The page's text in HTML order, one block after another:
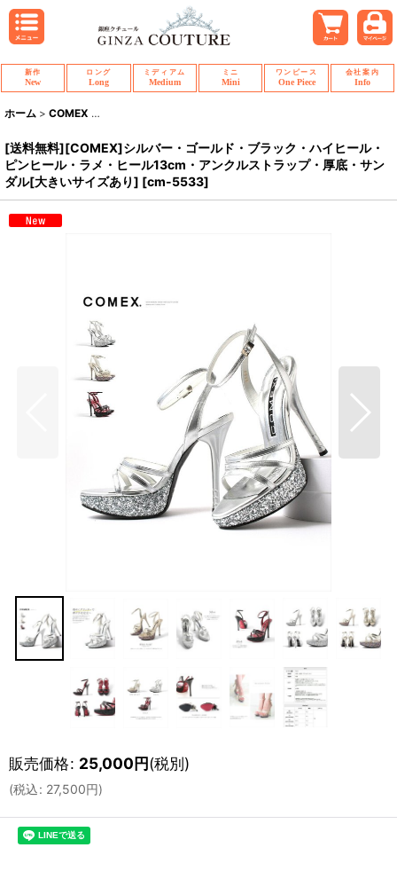
新作
New
ロング
Long
ミディアム
Medium
ミニ
Mini
ワンピース
One Piece
会社案内
Info
ホーム > COMEX >
[送料無料][COMEX]シルバー・ゴールド・ブラック・ハイヒール・
ピンヒール・ラメ・ヒール13cm・アンクルストラップ・厚底・サン
ダル[大きいサイズあり] [cm-5533]
販売価格: 25,000円(税別)
(税込: 27,500円)